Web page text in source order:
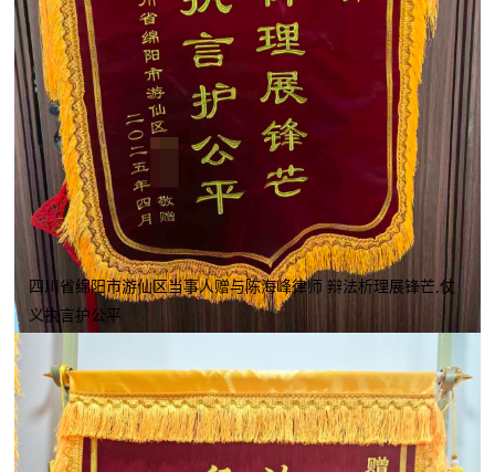
四川省绵阳市游仙区当事人赠与陈海峰律师 辩法析理展锋芒,仗
义执言护公平